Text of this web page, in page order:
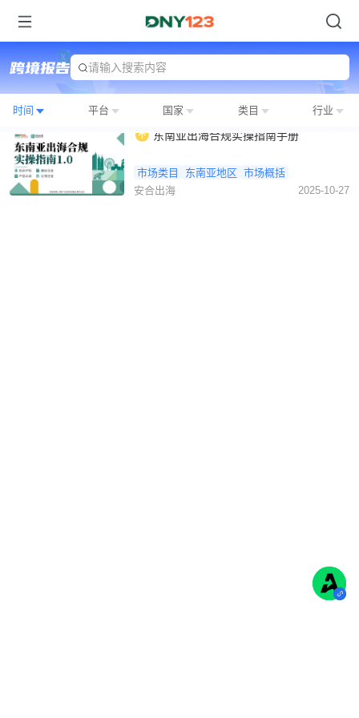
请输入搜索内容
时间 平台 国家 类目 行业
东南亚出海合规实操指南手册
市场类目 东南亚地区 市场概括
安合出海
2025-10-27